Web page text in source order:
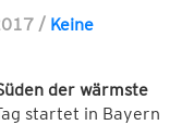
/ Keine
der wärmste
startet in Bayern